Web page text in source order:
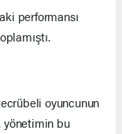
performansı
oyuncunun
yönetimin bu